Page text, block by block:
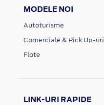
MODELE NOI
Autoturisme
Comerciale & Pick Up-uri
Flote
LINK-URI RAPIDE